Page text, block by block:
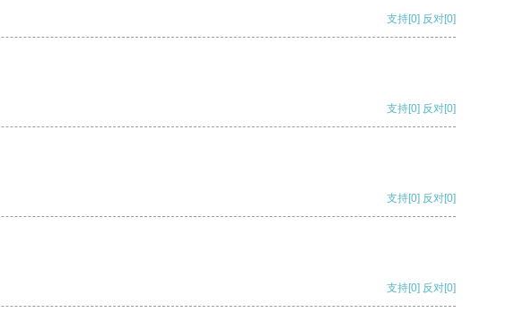
支持[0] 反对[0]
支持[0] 反对[0]
支持[0] 反对[0]
支持[0] 反对[0]